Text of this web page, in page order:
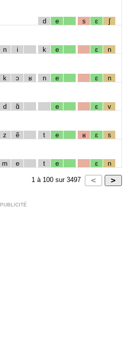
d e s ɛ ʃ
n i k e ɛ n
k ɔ ʁ n e ɛ n
d ɑ̃ e ɛ v
z ẽ t e ʁ ɛ s
m e t e ɛ n
1 à 100 sur 3497
PUBLICITÉ